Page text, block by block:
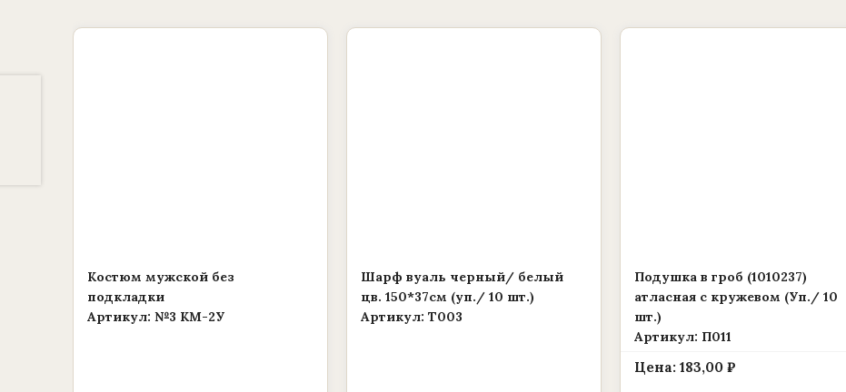
Костюм мужской без
подкладки
Артикул: №3 КМ-2У
Этот
Шарф вуаль черный/ белый
цв. 150*37см (уп./ 10 шт.)
Артикул: Т003
Этот
Подушка в гроб (1010237)
атласная с кружевом (Уп./ 10
шт.)
Артикул: П011
Цена: 183,00 ₽